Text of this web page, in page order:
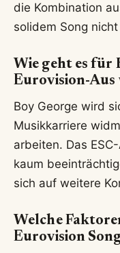
die Kombination
solidem Song
Wie geht es für
Eurovision-Aus
Boy George wird
Musikkarriere
arbeiten. Das
kaum
sich auf weitere
Welche
Eurovision